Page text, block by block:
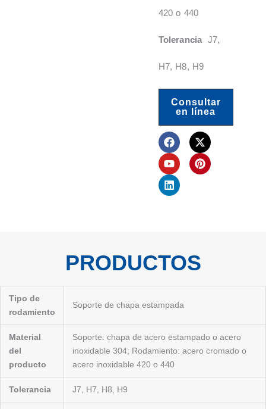
420 o 440
ToleranciaJ7,
H7, H8, H9
Consultar
en línea
F
a
c
e
b
o
o
X
-
t
w
i
Y
o
u
t
u
b
e
P
i
n
t
e
L
i
n
k
e
d
i
PRODUCTOS
Tipo de
rodamiento
Soporte de chapa estampada
Material
del
producto
Soporte: chapa de acero estampado o acero
inoxidable 304; Rodamiento: acero cromado o
acero inoxidable 420 o 440
Tolerancia J7, H7, H8, H9